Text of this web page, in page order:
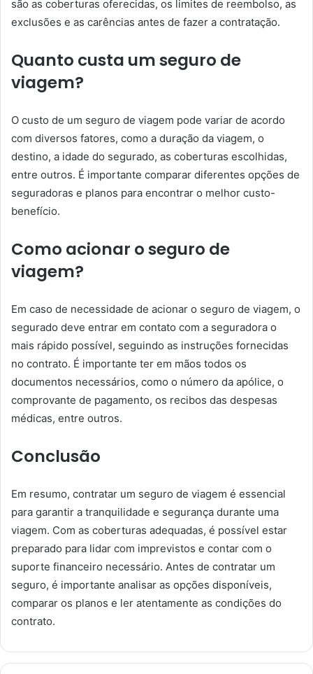
são as coberturas oferecidas, os limites de reembolso, as
exclusões e as carências antes de fazer a contratação.
Quanto custa um seguro de
viagem?
O custo de um seguro de viagem pode variar de acordo
com diversos fatores, como a duração da viagem, o
destino, a idade do segurado, as coberturas escolhidas,
entre outros. É importante comparar diferentes opções de
seguradoras e planos para encontrar o melhor custo-
benefício.
Como acionar o seguro de
viagem?
Em caso de necessidade de acionar o seguro de viagem, o
segurado deve entrar em contato com a seguradora o
mais rápido possível, seguindo as instruções fornecidas
no contrato. É importante ter em mãos todos os
documentos necessários, como o número da apólice, o
comprovante de pagamento, os recibos das despesas
médicas, entre outros.
Conclusão
Em resumo, contratar um seguro de viagem é essencial
para garantir a tranquilidade e segurança durante uma
viagem. Com as coberturas adequadas, é possível estar
preparado para lidar com imprevistos e contar com o
suporte financeiro necessário. Antes de contratar um
seguro, é importante analisar as opções disponíveis,
comparar os planos e ler atentamente as condições do
contrato.